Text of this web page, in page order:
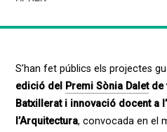
S’han fet públics els projectes
edició del Premi Sònia Daletde
Batxillerat i innovació docent a
l’Arquitectura, convocada en el